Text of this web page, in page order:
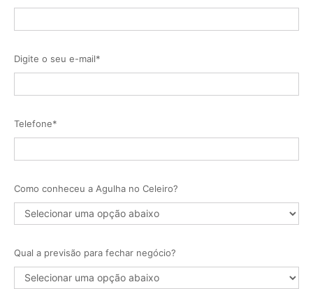
Digite o seu e-mail*
Telefone*
Como conheceu a Agulha no Celeiro?
Qual a previsão para fechar negócio?